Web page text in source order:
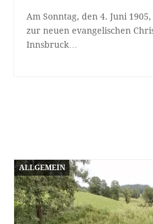
Am Sonntag, den 4. Juni
zur neuen evangelischen
Innsbruck…
ALLGEMEIN